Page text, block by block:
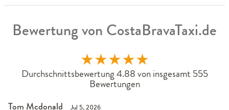
Bewertung von CostaBravaTaxi.de
★★★★★
Durchschnittsbewertung 4.88 von insgesamt 555
Bewertungen
Tom Mcdonald Jul 5, 2026